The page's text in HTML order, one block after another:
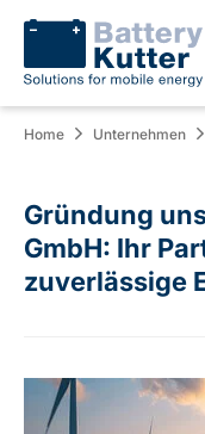
Home Unternehmen
Gründung
GmbH: Ihr
zuverlässige